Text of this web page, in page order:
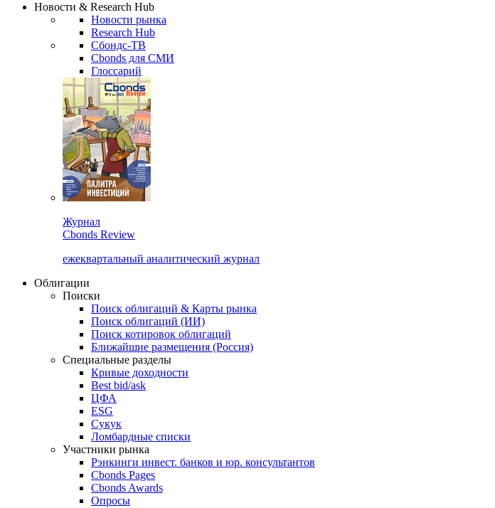
Новости & Research Hub
Новости рынка
Research Hub
Сбондс-ТВ
Cbonds для СМИ
Глоссарий
Журнал
Cbonds Review
ежеквартальный аналитический журнал
Облигации
Поиски
Поиск облигаций & Карты рынка
Поиск облигаций (ИИ)
Поиск котировок облигаций
Ближайшие размещения (Россия)
Специальные разделы
Кривые доходности
Best bid/ask
ЦФА
ESG
Сукук
Ломбардные списки
Участники рынка
Рэнкинги инвест. банков и юр. консультантов
Cbonds Pages
Cbonds Awards
Опросы